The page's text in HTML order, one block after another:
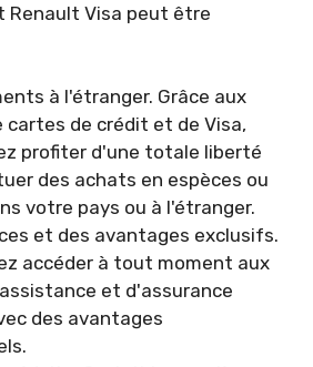
Renault Visa peut être
à l'étranger. Grâce aux
cartes de crédit et de Visa,
profiter d'une totale liberté
des achats en espèces ou
votre pays ou à l'étranger.
et des avantages exclusifs.
accéder à tout moment aux
et d'assurance
des avantages